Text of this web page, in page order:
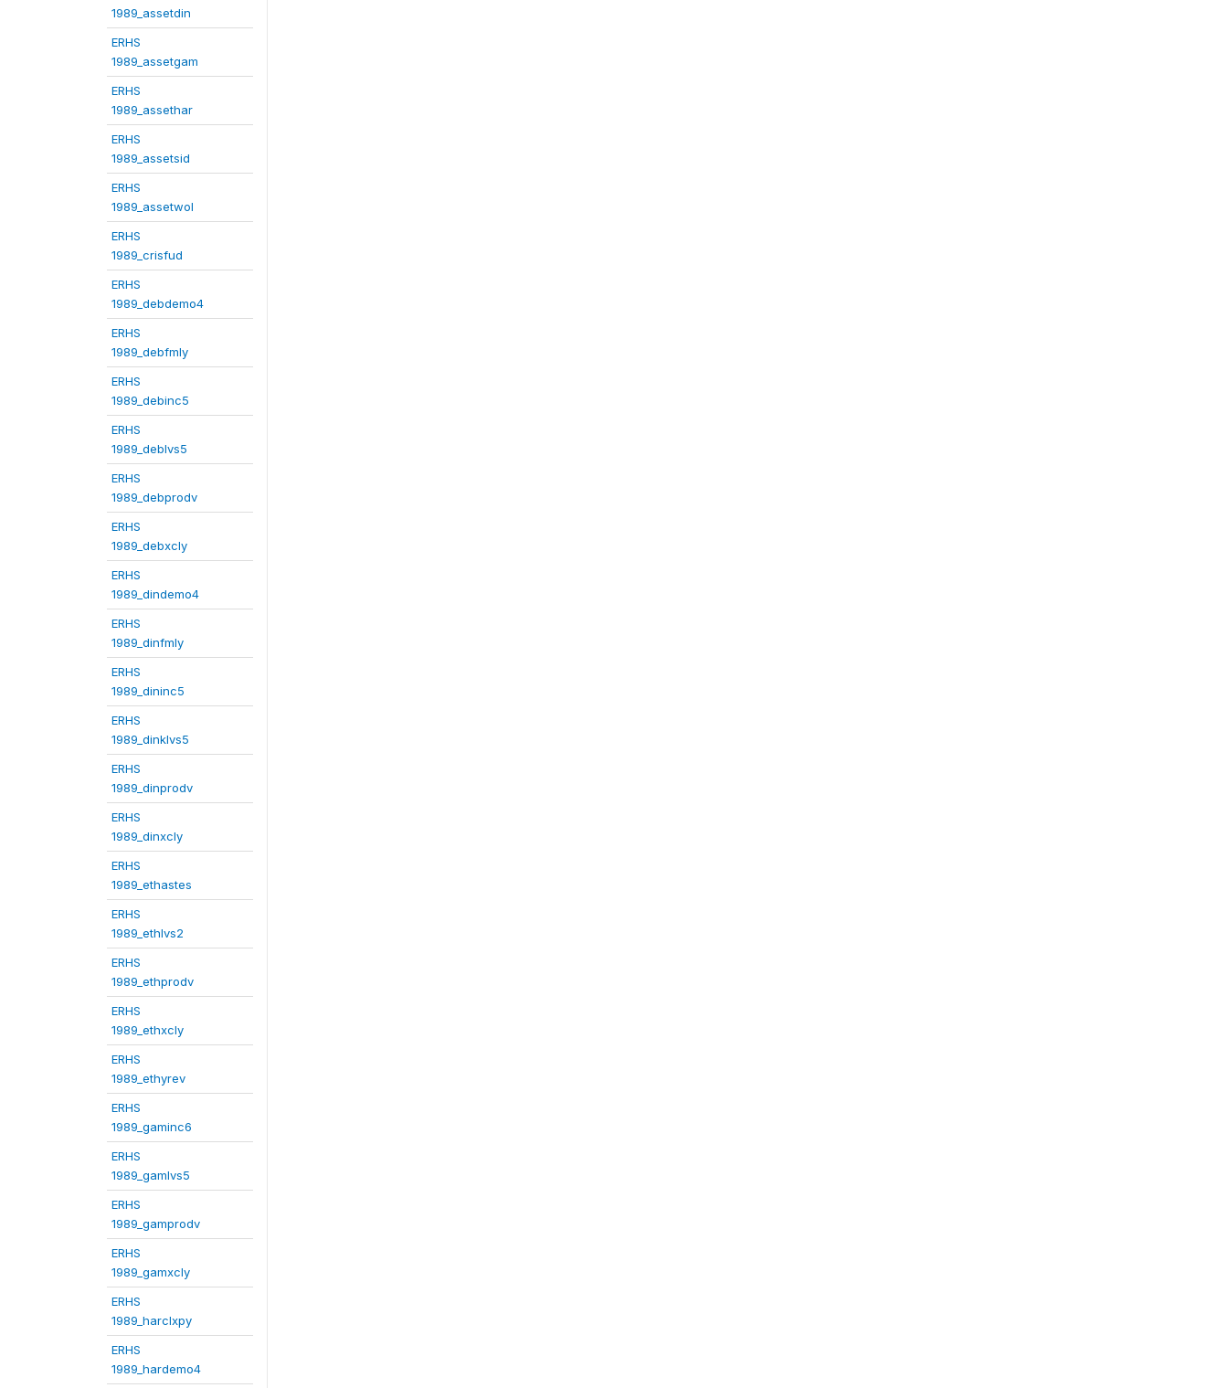
1989_assetdin
ERHS
1989_assetgam
ERHS
1989_assethar
ERHS
1989_assetsid
ERHS
1989_assetwol
ERHS
1989_crisfud
ERHS
1989_debdemo4
ERHS
1989_debfmly
ERHS
1989_debinc5
ERHS
1989_deblvs5
ERHS
1989_debprodv
ERHS
1989_debxcly
ERHS
1989_dindemo4
ERHS
1989_dinfmly
ERHS
1989_dininc5
ERHS
1989_dinklvs5
ERHS
1989_dinprodv
ERHS
1989_dinxcly
ERHS
1989_ethastes
ERHS
1989_ethlvs2
ERHS
1989_ethprodv
ERHS
1989_ethxcly
ERHS
1989_ethyrev
ERHS
1989_gaminc6
ERHS
1989_gamlvs5
ERHS
1989_gamprodv
ERHS
1989_gamxcly
ERHS
1989_harclxpy
ERHS
1989_hardemo4